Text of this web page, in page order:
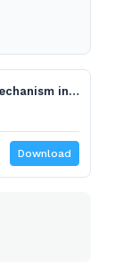
Electoral Grievance Hearing Mechanism in Ethiopia Amharic.pdf
Download